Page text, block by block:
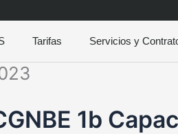
Tarifas Servicios y
1b